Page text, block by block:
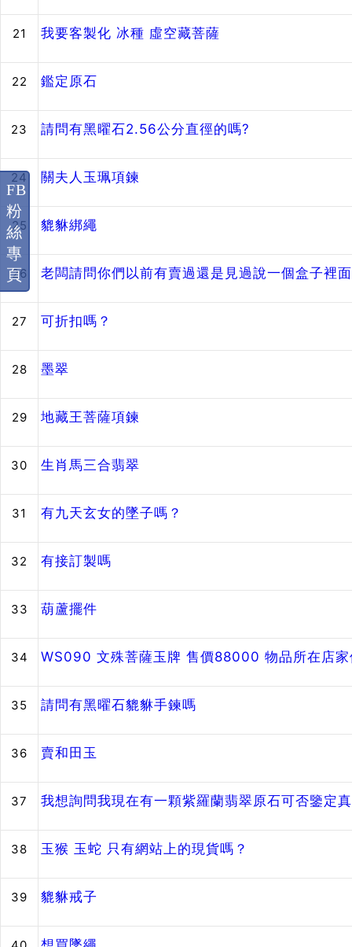
21 我要客製化 冰種 虛空藏菩薩
22 鑑定原石
23 請問有黑曜石2.56公分直徑的嗎?
24 關夫人玉珮項鍊
25 貔貅綁繩
26 老闆請問你們以前有賣過還是見過說一個盒子裡
27 可折扣嗎？
28 墨翠
29 地藏王菩薩項鍊
30 生肖馬三合翡翠
31 有九天玄女的墜子嗎？
32 有接訂製嗎
33 葫蘆擺件
34 WS090 文殊菩薩玉牌 售價88000 物品所在店家
35 請問有黑曜石貔貅手鍊嗎
36 賣和田玉
37 我想詢問我現在有一顆紫羅蘭翡翠原石可否鑒定
38 玉猴 玉蛇 只有網站上的現貨嗎？
39 貔貅戒子
FB
粉
絲
專
頁